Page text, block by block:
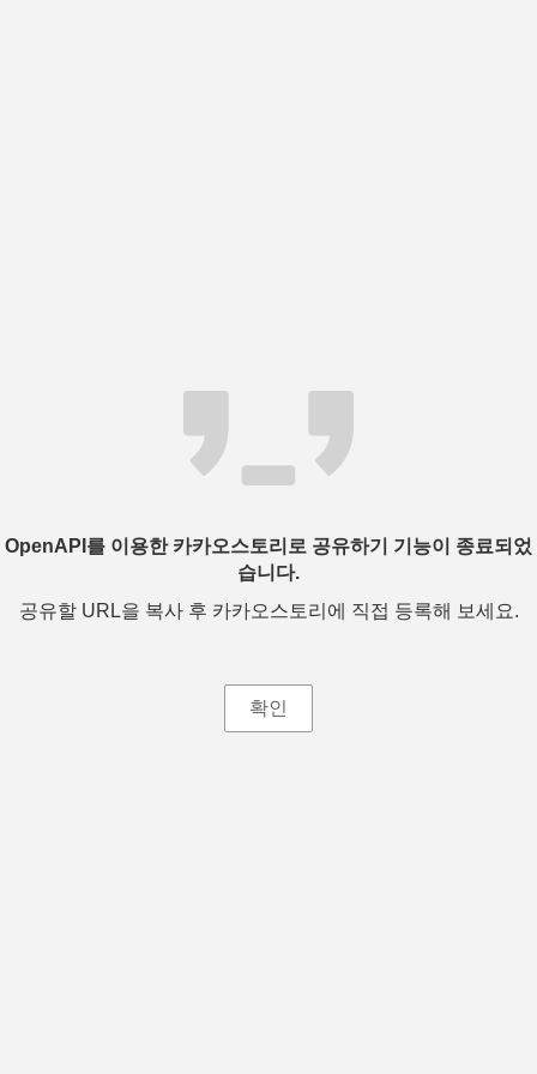
OpenAPI를 이용한 카카오스토리로 공유하기 기능이 종료되었
습니다.
공유할 URL을 복사 후 카카오스토리에 직접 등록해 보세요.
확인